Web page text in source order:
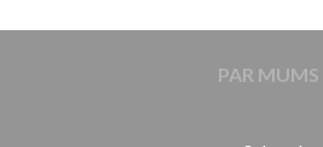
PAR MUMS